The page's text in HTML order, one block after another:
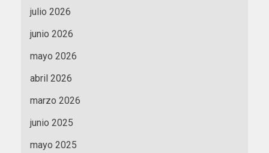
julio 2026
junio 2026
mayo 2026
abril 2026
marzo 2026
junio 2025
mayo 2025